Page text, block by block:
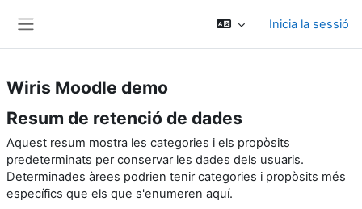
Inicia la sessió
Wiris Moodle demo
Resum de retenció de dades
Aquest resum mostra les categories i els propòsits
predeterminats per conservar les dades dels usuaris.
Determinades àrees podrien tenir categories i propòsits més
específics que els que s'enumeren aquí.